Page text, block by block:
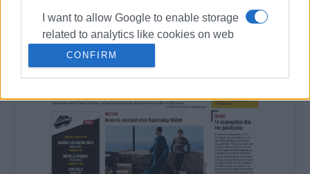
I want to allow Google to enable storage
related to analytics like cookies on web
or device identifiers in apps.
I want to allow Google to enable storage
related to functionality of the website or
app.
I want to allow Google to enable storage
related to personalization.
CONFIRM